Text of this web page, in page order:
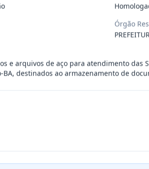
especializada para prestação de servi...
PARA FORNECIMENTO DE AVIAMENTOS
para o fornecimento de insumos odonto
ESPECIALIZADA NO RAMO DE
Órgão
e arquivos de aço para atendimento das
BA, destinados ao armazenamento de